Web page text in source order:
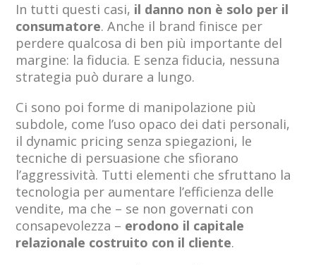
In tutti questi casi, il danno non è solo per il
consumatore. Anche il brand finisce per
perdere qualcosa di ben più importante del
margine: la fiducia. E senza fiducia, nessuna
strategia può durare a lungo.
Ci sono poi forme di manipolazione più
subdole, come l’uso opaco dei dati personali,
il dynamic pricing senza spiegazioni, le
tecniche di persuasione che sfiorano
l’aggressività. Tutti elementi che sfruttano la
tecnologia per aumentare l’efficienza delle
vendite, ma che – se non governati con
consapevolezza – erodono il capitale
relazionale costruito con il cliente.